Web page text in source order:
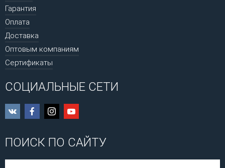
Гарантия
Оплата
Доставка
Оптовым компаниям
Сертификаты
СОЦИАЛЬНЫЕ СЕТИ
ПОИСК ПО САЙТУ